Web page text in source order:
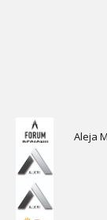
Aleja